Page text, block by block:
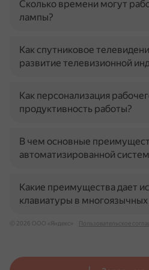
Сколько времени могут
лампы?
Как спутниковое
развитие телевизионной
Как персонализация
продуктивность работы?
В чем основные
автоматизированной
Какие преимущества дает
клавиатуры в многоязычных
© 2026 ООО «Яндекс» Пользовательское